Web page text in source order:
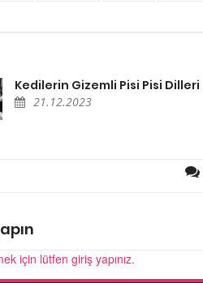
Kedilerin Gizemli Pisi Pisi Dilleri
21.12.2023
için lütfen giriş yapınız.